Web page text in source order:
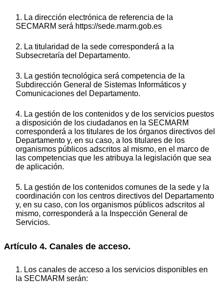
1. La dirección electrónica de referencia de la
SECMARM será https://sede.marm.gob.es
2. La titularidad de la sede corresponderá a la
Subsecretaría del Departamento.
3. La gestión tecnológica será competencia de la
Subdirección General de Sistemas Informáticos y
Comunicaciones del Departamento.
4. La gestión de los contenidos y de los servicios puestos
a disposición de los ciudadanos en la SECMARM
corresponderá a los titulares de los órganos directivos del
Departamento y, en su caso, a los titulares de los
organismos públicos adscritos al mismo, en el marco de
las competencias que les atribuya la legislación que sea
de aplicación.
5. La gestión de los contenidos comunes de la sede y la
coordinación con los centros directivos del Departamento
y, en su caso, con los organismos públicos adscritos al
mismo, corresponderá a la Inspección General de
Servicios.
Artículo 4. Canales de acceso.
1. Los canales de acceso a los servicios disponibles en
la SECMARM serán: